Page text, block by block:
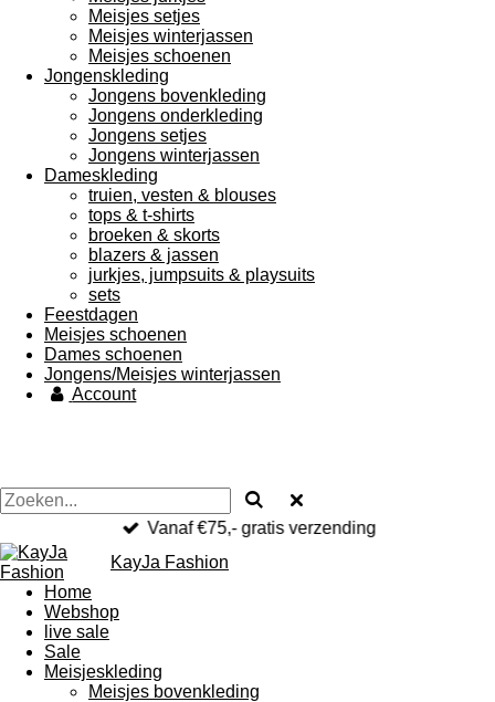
Meisjes setjes
Meisjes winterjassen
Meisjes schoenen
Jongenskleding
Jongens bovenkleding
Jongens onderkleding
Jongens setjes
Jongens winterjassen
Dameskleding
truien, vesten & blouses
tops & t-shirts
broeken & skorts
blazers & jassen
jurkjes, jumpsuits & playsuits
sets
Feestdagen
Meisjes schoenen
Dames schoenen
Jongens/Meisjes winterjassen
Account
Vanaf €75,- gratis verzending
KayJa Fashion
Home
Webshop
live sale
Sale
Meisjeskleding
Meisjes bovenkleding